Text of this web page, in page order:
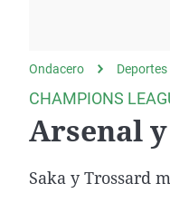
Ondacero Deportes
CHAMPIONS
Arsenal
Saka y Trossard